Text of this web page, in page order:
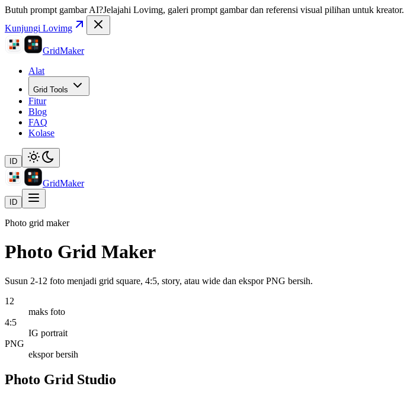
Butuh prompt gambar AI?Jelajahi Lovimg, galeri prompt gambar dan referensi visual pilihan untuk kreator.
Kunjungi Lovimg
GridMaker
Alat
Grid Tools
Fitur
Blog
FAQ
Kolase
ID
GridMaker
ID
Photo grid maker
Photo Grid Maker
Susun 2-12 foto menjadi grid square, 4:5, story, atau wide dan ekspor PNG bersih.
12
maks foto
4:5
IG portrait
PNG
ekspor bersih
Photo Grid Studio